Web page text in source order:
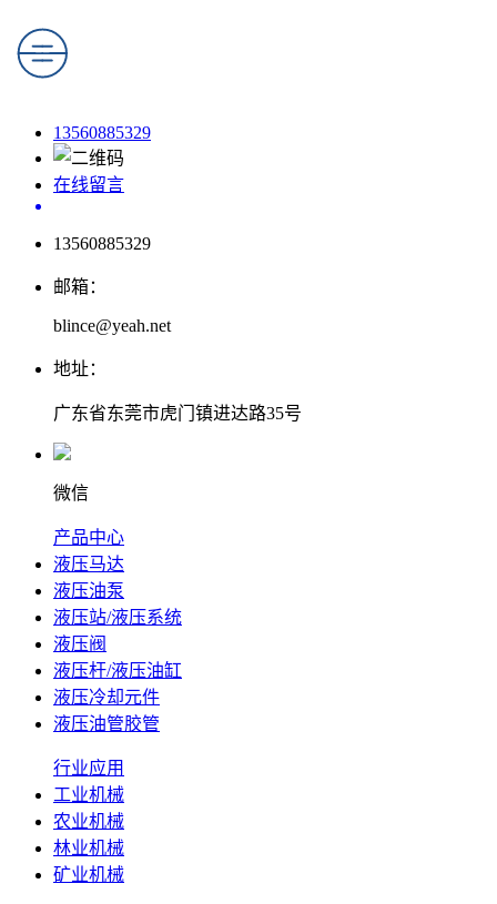
13560885329
在线留言
13560885329
邮箱：
blince@yeah.net
地址：
广东省东莞市虎门镇进达路35号
微信
产品中心
液压马达
液压油泵
液压站/液压系统
液压阀
液压杆/液压油缸
液压冷却元件
液压油管胶管
行业应用
工业机械
农业机械
林业机械
矿业机械